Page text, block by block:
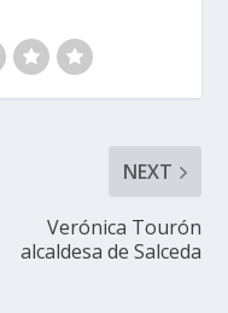
NEXT
Verónica Tourón
alcaldesa de Salceda